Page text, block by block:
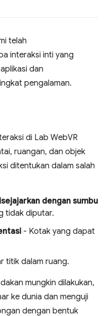
telah
interaksi inti yang
dan
pengalaman.
di Lab WebVR
ruangan, dan objek
ditentukan dalam salah
dengan sumbu
tidak diputar.
- Kotak yang dapat
titik dalam ruang.
mungkin dilakukan,
ke dunia dan menguji
dengan bentuk